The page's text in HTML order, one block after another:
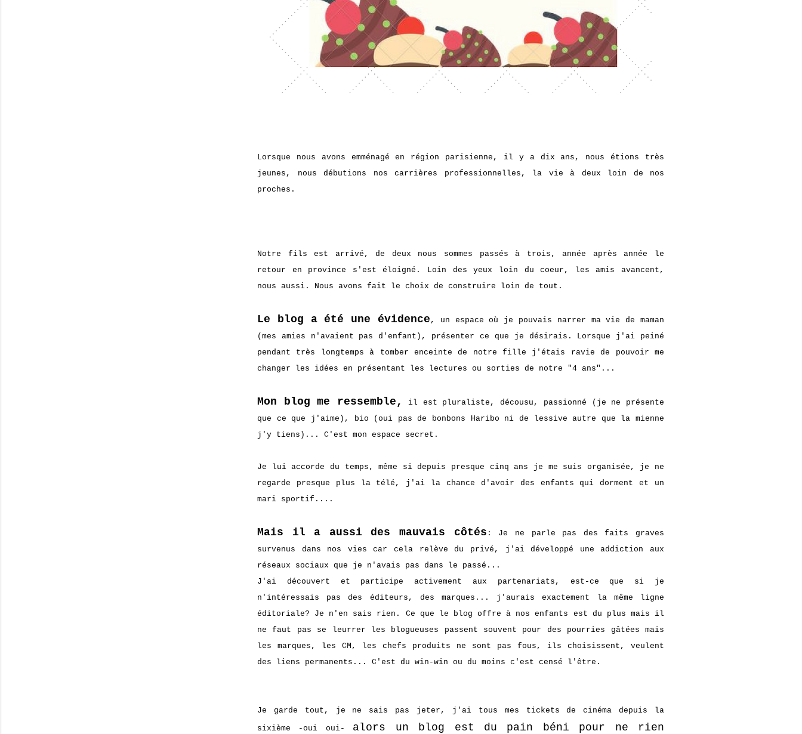
Lorsque nous avons emménagé en région parisienne, il y a dix ans, nous étions très
jeunes, nous débutions nos carrières professionnelles, la vie à deux loin de nos
proches.
Notre fils est arrivé, de deux nous sommes passés à trois, année après année le
retour en province s'est éloigné. Loin des yeux loin du coeur, les amis avancent,
nous aussi. Nous avons fait le choix de construire loin de tout.
Le blog a été une évidence , un espace où je pouvais narrer ma vie de maman
(mes amies n'avaient pas d'enfant), présenter ce que je désirais. Lorsque j'ai peiné
pendant très longtemps à tomber enceinte de notre fille j'étais ravie de pouvoir me
changer les idées en présentant les lectures ou sorties de notre "4 ans"...
Mon blog me ressemble,
il est pluraliste, décousu, passionné (je ne présente
que ce que j'aime), bio (oui pas de bonbons Haribo ni de lessive autre que la mienne
j'y tiens)... C'est mon espace secret.
Je lui accorde du temps, même si depuis presque cinq ans je me suis organisée, je ne
regarde presque plus la télé, j'ai la chance d'avoir des enfants qui dorment et un
mari sportif....
Mais il a aussi des mauvais côtés : Je ne parle pas des faits graves
survenus dans nos vies car cela relève du privé, j'ai développé une addiction aux
réseaux sociaux que je n'avais pas dans le passé...
J'ai découvert et participe activement aux partenariats, est-ce que si je
n'intéressais pas des éditeurs, des marques... j'aurais exactement la même ligne
éditoriale? Je n'en sais rien. Ce que le blog offre à nos enfants est du plus mais il
ne faut pas se leurrer les blogueuses passent souvent pour des pourries gâtées mais
les marques, les CM, les chefs produits ne sont pas fous, ils choisissent, veulent
des liens permanents... C'est du win-win ou du moins c'est censé l'être.
Je garde tout, je ne sais pas jeter, j'ai tous mes tickets de cinéma depuis la
sixième -oui oui- alors un blog est du pain béni pour ne rien